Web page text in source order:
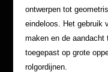
ontwerpen tot
eindeloos. Het gebruik
maken en de
toegepast op grote
rolgordijnen.